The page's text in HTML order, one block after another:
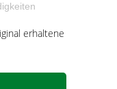
erhaltene